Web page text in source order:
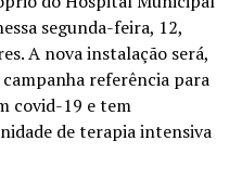
segunda-feira, 12,
A nova instalação será,
referência para
covid-19 e tem
de terapia intensiva